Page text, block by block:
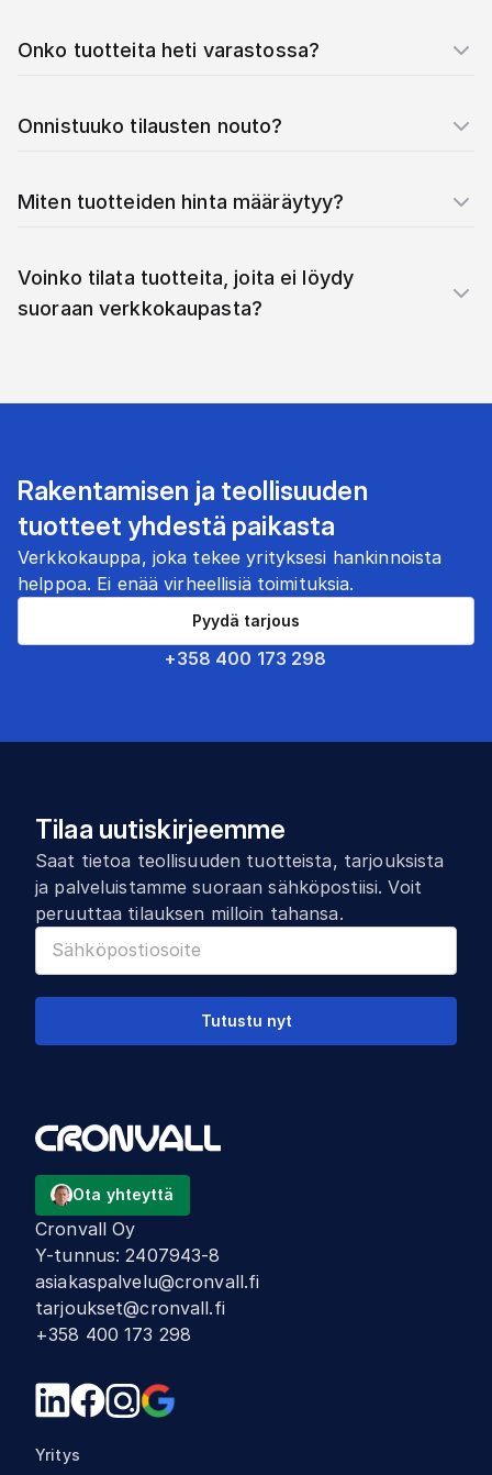
Onko tuotteita heti varastossa?
Onnistuuko tilausten nouto?
Miten tuotteiden hinta määräytyy?
Voinko tilata tuotteita, joita ei löydy
suoraan verkkokaupasta?
Rakentamisen ja teollisuuden
tuotteet yhdestä paikasta
Verkkokauppa, joka tekee yrityksesi hankinnoista
helppoa. Ei enää virheellisiä toimituksia.
+358 400 173 298
Pyydä tarjous
Tilaa uutiskirjeemme
Saat tietoa teollisuuden tuotteista, tarjouksista
ja palveluistamme suoraan sähköpostiisi. Voit
peruuttaa tilauksen milloin tahansa.
Tutustu nyt
Ota yhteyttä
Cronvall Oy
Y-tunnus:2407943-8
asiakaspalvelu@cronvall.fi
tarjoukset@cronvall.fi
+358 400 173 298
Yritys